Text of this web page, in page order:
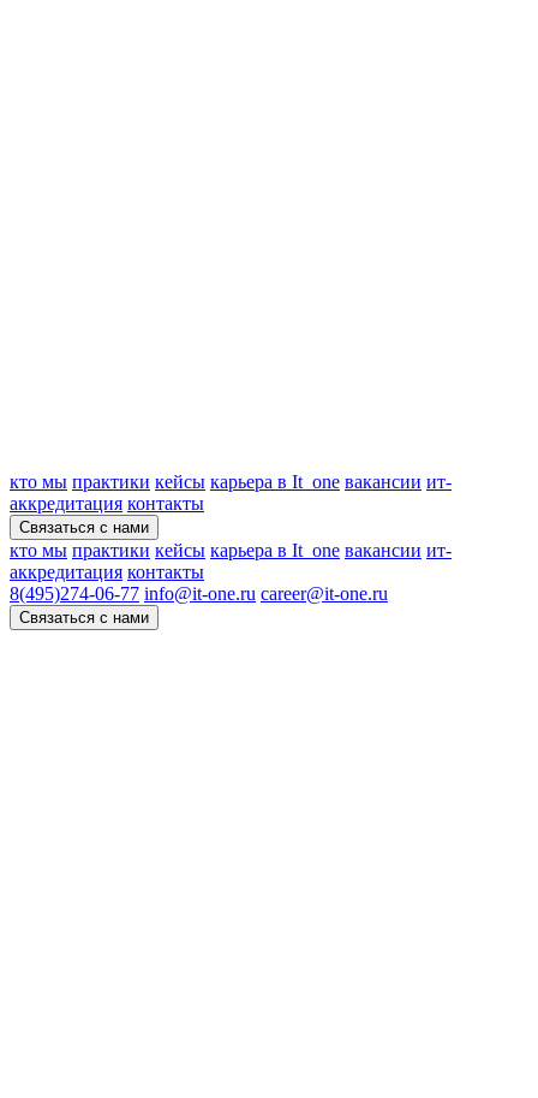
кто мы практики кейсы карьера в It_one вакансии ит-
аккредитация контакты
Связаться с нами
кто мы практики кейсы карьера в It_one вакансии ит-
аккредитация контакты
8(495)274-06-77 info@it-one.ru career@it-one.ru
Связаться с нами